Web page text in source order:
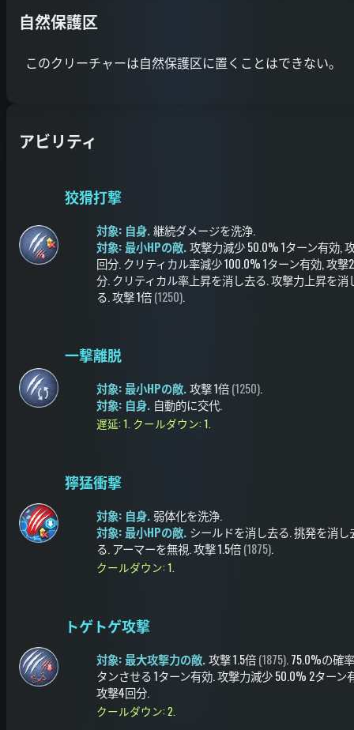
自然保護区
このクリーチャーは自然保護区に置くことはできない。
アビリティ
狡猾打撃
対象: 自身.継続ダメージを洗浄.
対象: 最小HPの敵.攻撃力減少50.0%1ターン有効,
回分.クリティカル率減少100.0%1ターン有効, 攻撃
分.クリティカル率上昇を消し去る.攻撃力上昇を消
る.攻撃1倍(1250).
一撃離脱
対象: 最小HPの敵.攻撃1倍(1250).
対象: 自身. 自動的に交代.
遅延: 1. クールダウン: 1.
獰猛衝撃
対象: 自身. 弱体化を洗浄.
対象: 最小HPの敵. シールドを消し去る.挑発を消し
る.アーマーを無視.攻撃1.5倍(1875).
クールダウン: 1.
トゲトゲ攻撃
対象: 最大攻撃力の敵.攻撃1.5倍(1875).75.0%の確率
タンさせる1ターン有効.攻撃力減少50.0% 2ターン
攻撃4回分.
クールダウン: 2.